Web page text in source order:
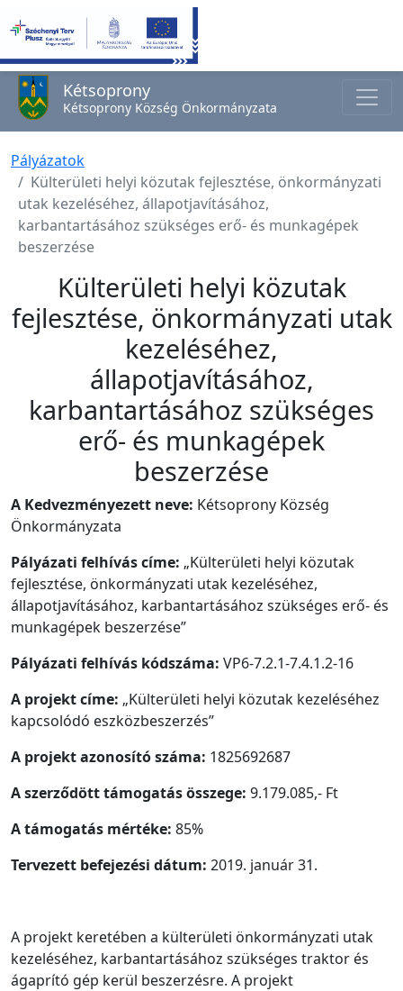
Kétsoprony
Kétsoprony Község Önkormányzata
Pályázatok
Külterületi helyi közutak fejlesztése, önkormányzati
utak kezeléséhez, állapotjavításához,
karbantartásához szükséges erő- és munkagépek
beszerzése
Külterületi helyi közutak
fejlesztése, önkormányzati utak
kezeléséhez,
állapotjavításához,
karbantartásához szükséges
erő- és munkagépek
beszerzése
A Kedvezményezett neve: Kétsoprony Község
Önkormányzata
Pályázati felhívás címe: „Külterületi helyi közutak
fejlesztése, önkormányzati utak kezeléséhez,
állapotjavításához, karbantartásához szükséges erő- és
munkagépek beszerzése”
Pályázati felhívás kódszáma: VP6-7.2.1-7.4.1.2-16
A projekt címe: „Külterületi helyi közutak kezeléséhez
kapcsolódó eszközbeszerzés”
A projekt azonosító száma: 1825692687
A szerződött támogatás összege: 9.179.085,- Ft
A támogatás mértéke: 85%
Tervezett befejezési dátum: 2019. január 31.
A projekt keretében a külterületi önkormányzati utak
kezeléséhez, karbantartásához szükséges traktor és
ágaprító gép kerül beszerzésre. A projekt